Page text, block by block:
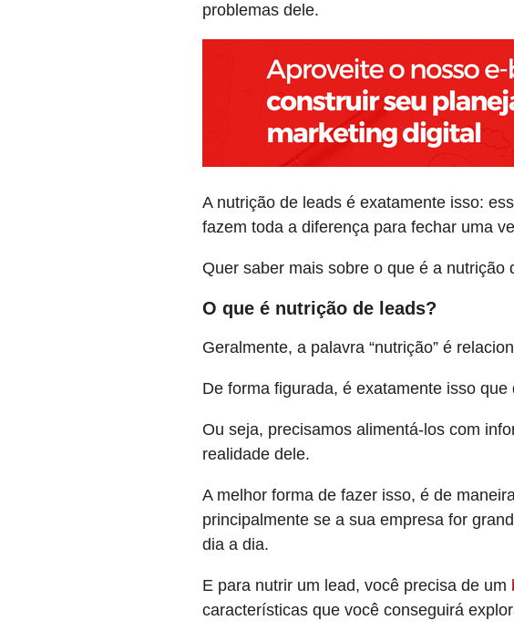
problemas dele.
A nutrição de leads é exatamente isso:
fazem toda a diferença para fechar uma
Quer saber mais sobre o que é a nutrição
O que é nutrição de leads?
Geralmente, a palavra “nutrição” é
De forma figurada, é exatamente isso
Ou seja, precisamos alimentá-los com
realidade dele.
A melhor forma de fazer isso, é de
principalmente se a sua empresa for
dia a dia.
E para nutrir um lead, você precisa de um
características que você conseguirá